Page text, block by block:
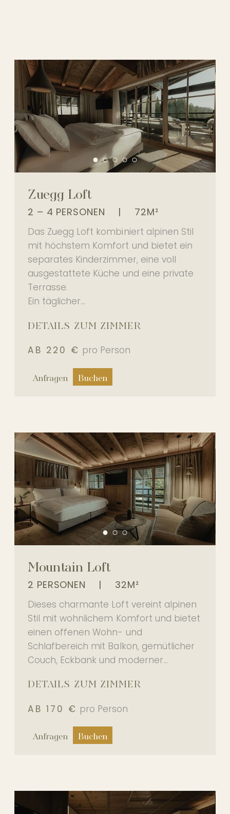
Zuegg Loft
2 – 4 PERSONEN | 72M²
Das Zuegg Loft kombiniert alpinen Stil
mit höchstem Komfort und bietet ein
separates Kinderzimmer, eine voll
ausgestattete Küche und eine private
Terrasse.
Ein täglicher...
DETAILS ZUM ZIMMER
AB 220 € pro Person
Anfragen Buchen
Mountain Loft
2 PERSONEN | 32M²
Dieses charmante Loft vereint alpinen
Stil mit wohnlichem Komfort und bietet
einen offenen Wohn- und
Schlafbereich mit Balkon, gemütlicher
Couch, Eckbank und moderner...
DETAILS ZUM ZIMMER
AB 170 € pro Person
Anfragen Buchen